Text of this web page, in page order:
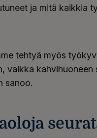
ja mitä kaikkia
tehtyä myös
vaikka kahvihuoneen
sanoo.